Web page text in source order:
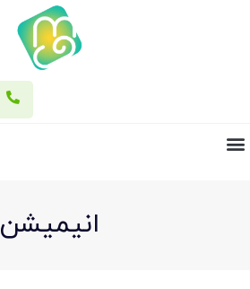
انیمیشن